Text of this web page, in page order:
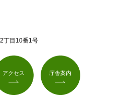
丁目10番1号
アクセス 庁舎案内